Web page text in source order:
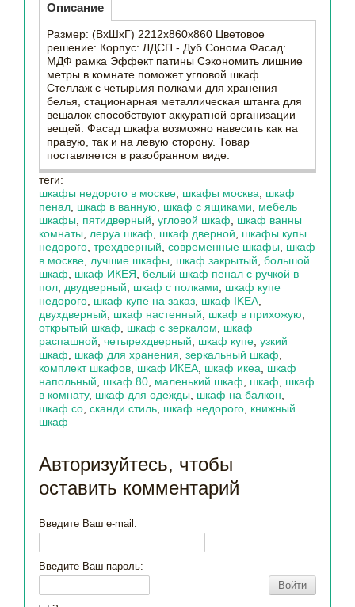
Описание
Размер: (ВхШхГ) 2212х860х860 Цветовое
решение: Корпус: ЛДСП - Дуб Сонома Фасад:
МДФ рамка Эффект патины Сэкономить лишние
метры в комнате поможет угловой шкаф.
Стеллаж с четырьмя полками для хранения
белья, стационарная металлическая штанга для
вешалок способствуют аккуратной организации
вещей. Фасад шкафа возможно навесить как на
правую, так и на левую сторону. Товар
поставляется в разобранном виде.
теги:
шкафы недорого в москве шкафы москва
шкаф
пенал шкаф в ванную шкаф с ящиками
мебель
шкафы
пятидверный угловой шкаф
шкаф ванны
комнаты
леруа шкаф шкаф дверной
шкафы купы
недорого трехдверный современные шкафы
шкаф
в москве лучшие шкафы шкаф закрытый большой
шкаф
шкаф ИКЕЯ белый шкаф пенал с ручкой в
пол двудверный шкаф с полками
шкаф купе
недорого шкаф купе на заказ шкаф IKEA
двухдверный
шкаф настенный шкаф в прихожую
открытый шкаф
шкаф с зеркалом
шкаф
распашной четырехдверный шкаф купе узкий
шкаф
шкаф для хранения зеркальный шкаф
комплект шкафов шкаф ИКЕА шкаф икеа
шкаф
напольный
шкаф 80 маленький шкаф шкаф
шкаф
в комнату, шкаф для одежды шкаф на балкон
шкаф со сканди стиль шкаф недорого книжный
шкаф
Авторизуйтесь, чтобы
оставить комментарий
Введите Ваш e-mail:
Введите Ваш пароль:
Войти